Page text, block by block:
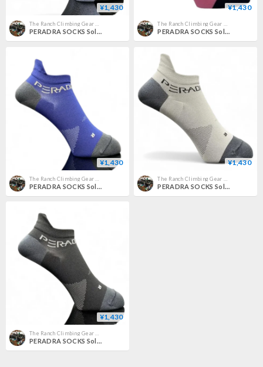
¥1,430
The Ranch Climbing Gear Pro Shop
PERADRA SOCKS Solid Indigo
¥1,430
The Ranch Climbing Gear Pro Shop
PERADRA SOCKS Solid Pink
¥1,430 ¥1,430
¥1,430
PERADRA SOCKS Solid Black